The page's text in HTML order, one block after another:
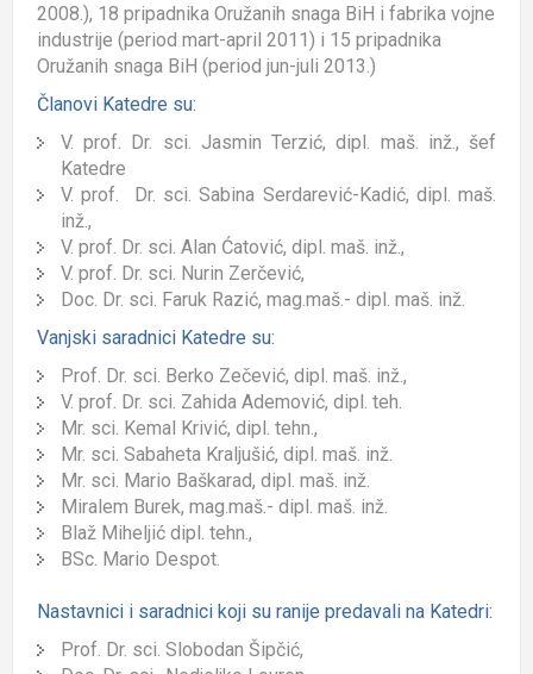
2008.), 18 pripadnika Oružanih snaga BiH i fabrika vojne
industrije (period mart-april 2011) i 15 pripadnika
Oružanih snaga BiH (period jun-juli 2013.)
Članovi Katedre su:
V. prof. Dr. sci. Jasmin Terzić, dipl. maš. inž., šef
Katedre
V. prof.
Dr. sci.Sabina Serdarević-Kadić, dipl. maš.
inž.,
V. prof. Dr. sci. Alan Ćatović, dipl. maš. inž.,
V. prof. Dr. sci. Nurin Zerčević,
Doc. Dr. sci. Faruk Razić, mag.maš.- dipl. maš. inž.
Vanjski saradnici Katedre su:
Prof. Dr. sci. Berko Zečević, dipl. maš. inž.,
V. prof. Dr. sci. Zahida Ademović, dipl. teh.
Mr. sci. Kemal Krivić, dipl. tehn.,
Mr. sci. Sabaheta Kraljušić, dipl. maš. inž.
Mr. sci. Mario Baškarad, dipl. maš. inž.
Miralem Burek, mag.maš.- dipl. maš. inž.
Blaž Miheljić dipl. tehn.,
BSc. Mario Despot.
Nastavnici i saradnici koji su ranije predavali na Katedri:
Prof. Dr. sci. Slobodan Šipčić,